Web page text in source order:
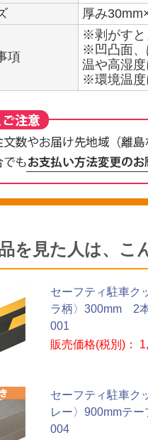
厚み
項
※剥がすと
※凹凸面、
温や高湿
※環境温度
を見た人は、こ
セーフティ駐車ク
ラ柄〉300mm 2
001
販売価格(税別)：
セーフティ駐車ク
レー〉900mmテー
004